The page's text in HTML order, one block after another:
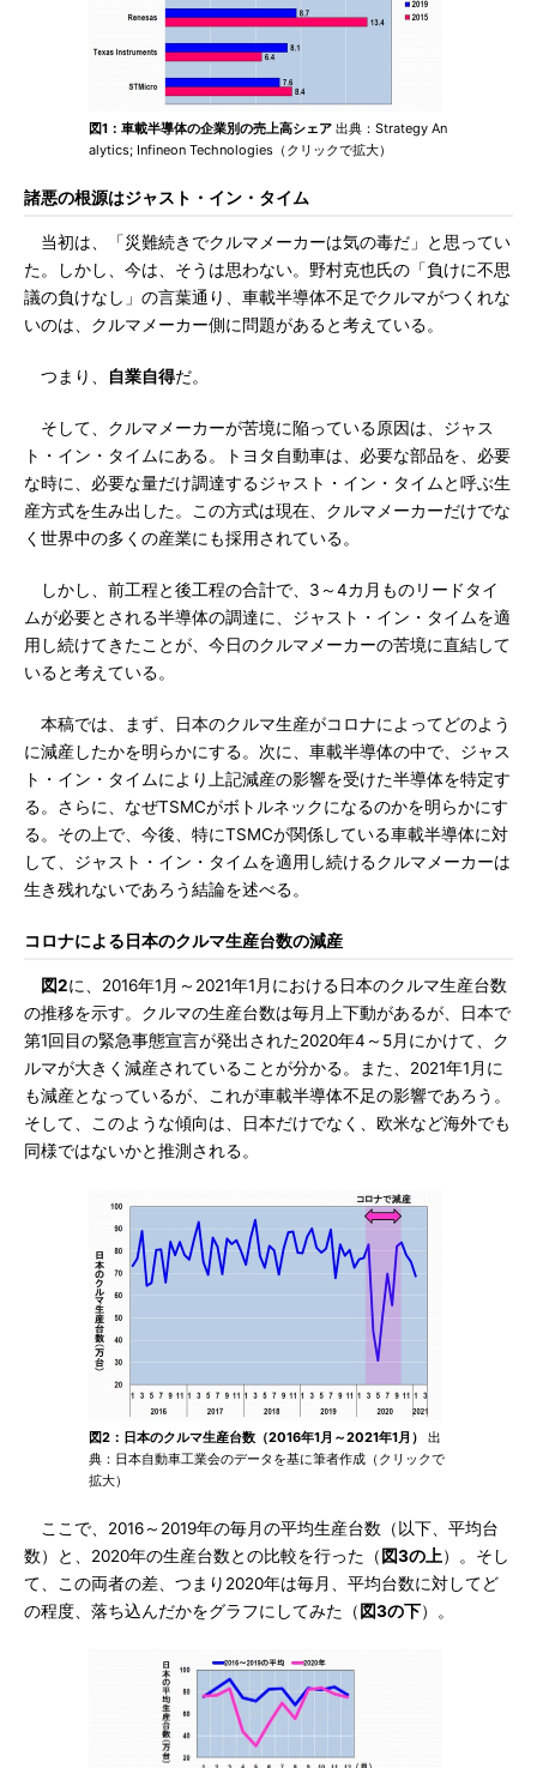
図1：車載半導体の企業別の売上高シェア 出典：Strategy An
alytics; Infineon Technologies（クリックで拡大）
諸悪の根源はジャスト・イン・タイム
当初は、「災難続きでクルマメーカーは気の毒だ」と思ってい
た。しかし、今は、そうは思わない。野村克也氏の「負けに不思
議の負けなし」の言葉通り、車載半導体不足でクルマがつくれな
いのは、クルマメーカー側に問題があると考えている。
つまり、 自業自得だ。
そして、クルマメーカーが苦境に陥っている原因は、ジャス
ト・イン・タイムにある。トヨタ自動車は、必要な部品を、必要
な時に、必要な量だけ調達するジャスト・イン・タイムと呼ぶ生
産方式を生み出した。この方式は現在、クルマメーカーだけでな
く世界中の多くの産業にも採用されている。
しかし、前工程と後工程の合計で、3～4カ月ものリードタイ
ムが必要とされる半導体の調達に、ジャスト・イン・タイムを適
用し続けてきたことが、今日のクルマメーカーの苦境に直結して
いると考えている。
本稿では、まず、日本のクルマ生産がコロナによってどのよう
に減産したかを明らかにする。次に、車載半導体の中で、ジャス
ト・イン・タイムにより上記減産の影響を受けた半導体を特定す
る。さらに、なぜTSMCがボトルネックになるのかを明らかにす
る。その上で、今後、特にTSMCが関係している車載半導体に対
して、ジャスト・イン・タイムを適用し続けるクルマメーカーは
生き残れないであろう結論を述べる。
コロナによる日本のクルマ生産台数の減産
図2に、2016年1月～2021年1月における日本のクルマ生産台数
の推移を示す。クルマの生産台数は毎月上下動があるが、日本で
第1回目の緊急事態宣言が発出された2020年4～5月にかけて、ク
ルマが大きく減産されていることが分かる。また、2021年1月に
も減産となっているが、これが車載半導体不足の影響であろう。
そして、このような傾向は、日本だけでなく、欧米など海外でも
同様ではないかと推測される。
図2：日本のクルマ生産台数（2016年1月～2021年1月）
出
典：日本自動車工業会のデータを基に筆者作成（クリックで
拡大）
ここで、2016～2019年の毎月の平均生産台数（以下、平均台
数）と、2020年の生産台数との比較を行った（ 図3の上）。そし
て、この両者の差、つまり2020年は毎月、平均台数に対してど
の程度、落ち込んだかをグラフにしてみた（ 図3の下）。